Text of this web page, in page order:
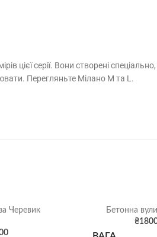
цієї серії. Вони створені
Перегляньте Мілано M та L.
Черевик
Бетонна
₴